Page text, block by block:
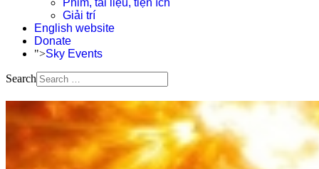
Phim, tài liệu, tiện ích
Giải trí
English website
Donate
">Sky Events
Search